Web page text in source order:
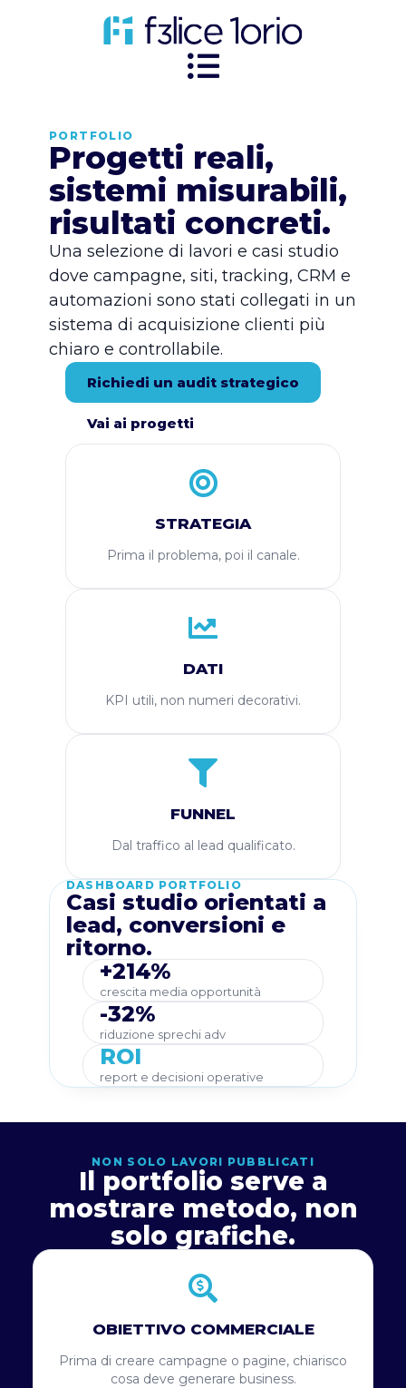
PORTFOLIO
Progetti reali,
sistemi misurabili,
risultati concreti.
Una selezione di lavori e casi studio
dove campagne, siti, tracking, CRM e
automazioni sono stati collegati in un
sistema di acquisizione clienti più
chiaro e controllabile.
Richiedi un audit strategico
Vai ai progetti
STRATEGIA
Prima il problema, poi il canale.
DATI
KPI utili, non numeri decorativi.
FUNNEL
Dal traffico al lead qualificato.
DASHBOARD PORTFOLIO
Casi studio orientati a
lead, conversioni e
ritorno.
+214%
crescita media opportunità
-32%
riduzione sprechi adv
ROI
report e decisioni operative
NON SOLO LAVORI PUBBLICATI
Il portfolio serve a
mostrare metodo, non
solo grafiche.
OBIETTIVO COMMERCIALE
Prima di creare campagne o pagine, chiarisco
cosa deve generare business.